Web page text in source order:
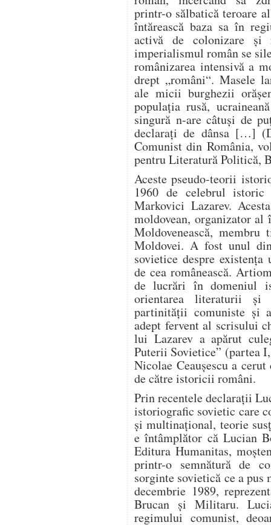
printr-o sălbatică teroare
întărească baza sa în
activă de colonizare și
imperialismul român se
românizarea intensivă a
drept „români“. Masele
ale micii burghezii
populația rusă,
singură n-are câtuși de
declarați de dânsa […]
Comunist din România,
pentru Literatură Politică,
Aceste pseudo-teorii
1960 de celebrul
Markovici Lazarev.
moldovean, organizator
Moldovenească,
Moldovei. A fost unul
sovietice despre
de cea românească.
de lucrări în domeniul
orientarea literaturii
partinității comuniste și
adept fervent al scrisului
lui Lazarev a apărut
Puterii Sovietice” (partea
Nicolae Ceaușescu a
de către istoricii români.
Prin recentele declarații
istoriografic sovietic care
și multinațional, teorie
e întâmplător că Lucian
Editura Humanitas,
printr-o semnătură de
sorginte sovietică ce a
decembrie 1989,
Brucan și Militaru.
regimului comunist,